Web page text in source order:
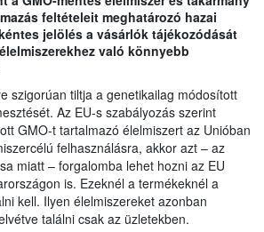
feltételeit meghatározó hazai
jelölés a vásárlók tájékozódását
való könnyebb
szigorúan tiltja a genetikailag módosított
Az EU-s szabályozás szerint
GMO-t tartalmazó élelmiszert az Unióban
felhasználásra, akkor azt – az
miatt – forgalomba lehet hozni az EU
is. Ezeknél a termékeknél a
kell. Ilyen élelmiszereket azonban
találni csak az üzletekben.